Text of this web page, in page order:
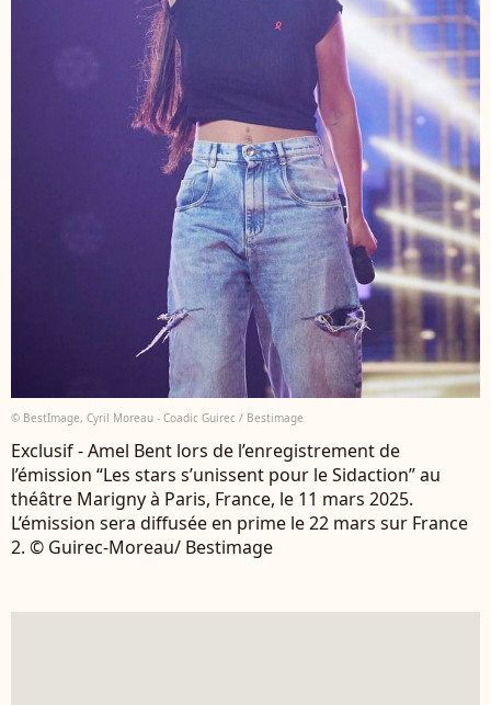
© BestImage, Cyril Moreau - Coadic Guirec / Bestimage
Exclusif - Amel Bent lors de l’enregistrement de
l’émission “Les stars s’unissent pour le Sidaction” au
théâtre Marigny à Paris, France, le 11 mars 2025.
L’émission sera diffusée en prime le 22 mars sur France
2. © Guirec-Moreau/ Bestimage